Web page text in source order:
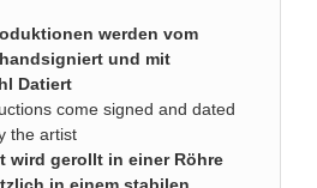
werden vom
und mit
Datiert
come signed and dated
the artist
wird gerollt in einer Röhre